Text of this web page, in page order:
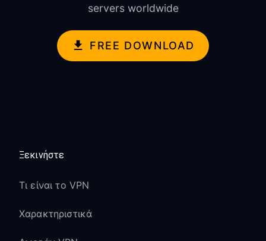
servers worldwide
FREE DOWNLOAD
Ξεκινήστε
Τι είναι το VPN
Χαρακτηριστικά